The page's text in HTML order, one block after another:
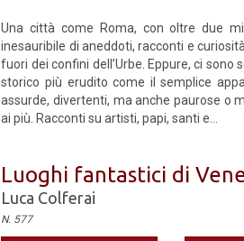
Una città come Roma, con oltre due
inesauribile di aneddoti, racconti e
fuori dei confini dell’Urbe. Eppure, ci
storico più erudito come il semplice
assurde, divertenti, ma anche paurose o
ai più. Racconti su artisti, papi, santi e...
Luoghi fantastici di
Luca Colferai
N. 577